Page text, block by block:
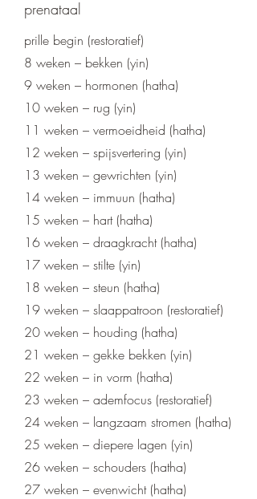
prenataal
prille begin (restoratief)
8 weken – bekken (yin)
9 weken – hormonen (hatha)
10 weken – rug (yin)
11 weken – vermoeidheid (hatha)
12 weken – spijsvertering (yin)
13 weken – gewrichten (yin)
14 weken – immuun (hatha)
15 weken – hart (hatha)
16 weken – draagkracht (hatha)
17 weken – stilte (yin)
18 weken – steun (hatha)
19 weken – slaappatroon (restoratief)
20 weken – houding (hatha)
21 weken – gekke bekken (yin)
22 weken – in vorm (hatha)
23 weken – ademfocus (restoratief)
24 weken – langzaam stromen (hatha)
25 weken – diepere lagen (yin)
26 weken – schouders (hatha)
27 weken – evenwicht (hatha)